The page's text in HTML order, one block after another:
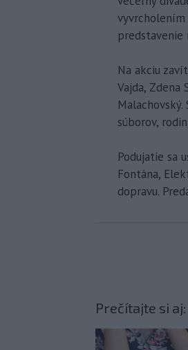
vyvrcholením
predstavenie
Na akciu
Vajda, Zdena
súborov,
Podujatie sa
Fontána,
dopravu.
Prečítajte si aj: